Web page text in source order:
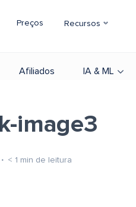
Preços Recursos
Afiliados IA & ML
image3
< 1 min de leitura